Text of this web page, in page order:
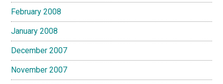
February 2008
January 2008
December 2007
November 2007